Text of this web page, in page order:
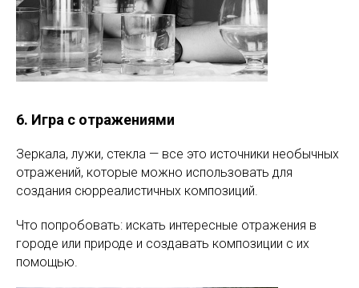
6. Игра с отражениями
Зеркала, лужи, стекла — все это источники необычных
отражений, которые можно использовать для
создания сюрреалистичных композиций.
Что попробовать: искать интересные отражения в
городе или природе и создавать композиции с их
помощью.